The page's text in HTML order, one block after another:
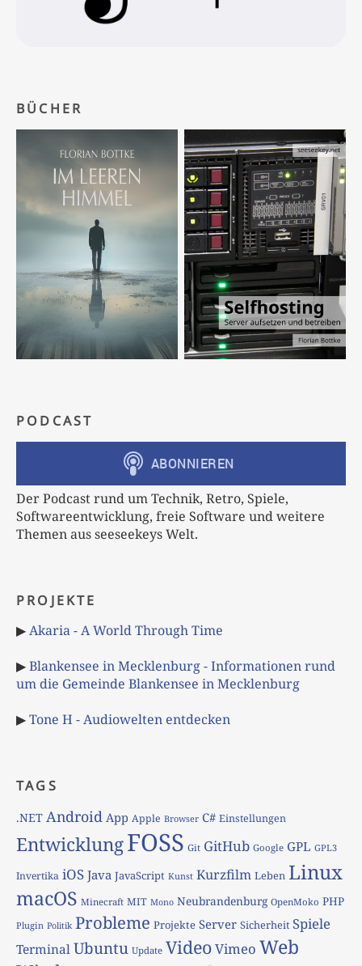
BÜCHER
PODCAST
Der Podcast rund um Technik, Retro, Spiele,
Softwareentwicklung, freie Software und weitere
Themen aus seeseekeys Welt.
PROJEKTE
▶Akaria - A World Through Time
▶Blankensee in Mecklenburg - Informationen rund
um die Gemeinde Blankensee in Mecklenburg
▶Tone H - Audiowelten entdecken
TAGS
.NET Android App Apple Browser C# Einstellungen
EntwicklungFOSS Git GitHub Google GPL GPL3
Invertika iOS Java JavaScript Kunst Kurzfilm Leben Linux
macOS Minecraft MIT Mono Neubrandenburg OpenMoko PHP
Plugin Politik Probleme Projekte Server Sicherheit Spiele
TerminalUbuntu Update VideoVimeo Web